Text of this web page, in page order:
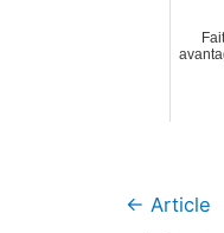
Navigation
← Article